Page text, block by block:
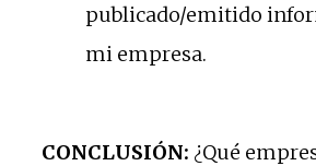
publicado/emitido
mi empresa.
CONCLUSIÓN: ¿Qué